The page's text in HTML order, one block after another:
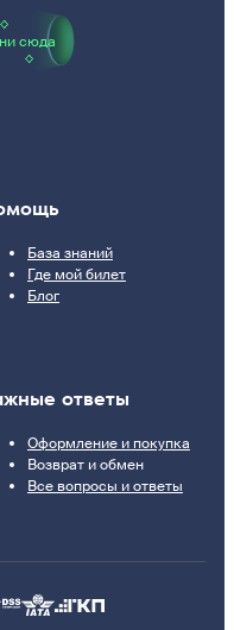
сюда
База знаний
Где мой билет
Блог
ответы
Оформление и покупка
Возврат и обмен
Все вопросы и ответы